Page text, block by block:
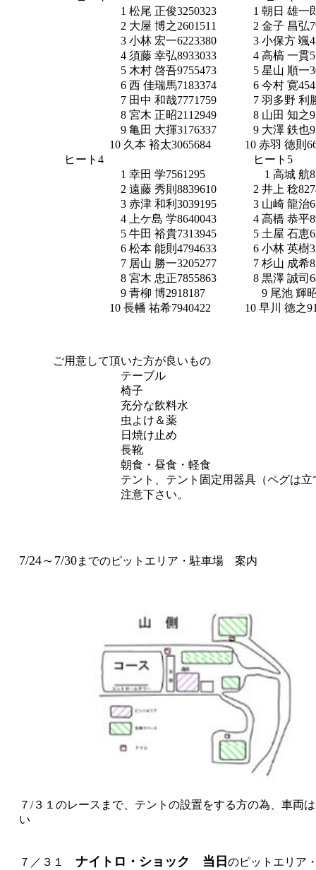
1 松尾 正俊3250323 1 朝日 雄一郎
2 大屋 博之2601511 2 金子 昌弘
3 小林 宏一6223380 3 小保方 颯
4 須藤 幸弘8933033 4 高槁 一貫
5 木村 啓吾9755473 5 星山 順一
6 西 佳瑞馬7183374 6 今村 寛
7 田中 和哉7771759 7 羽多野 利勝
8 宮木 正昭2112949 8 山田 知之
9 亀田 大揮3176337 9 大澤 鉄也
10 久本 裕太3065684 10 赤羽 徳則
ヒート4 ヒート
1 幸田 学7561295 1 高城 航
2 遠藤 秀則8839610 2 井上 稔
3 赤津 和利3039195 3 山崎 龍治
4 上ケ島 学8640043 4 高橋 恭平
5 牛田 裕貴7313945 5 土屋 石恵
6 松本 能則4794633 6 小林 英樹
7 居山 勝一3205277 7 杉山 成希
8 宮木 忠正7855863 8 黒澤 誠司
9 青柳 博2918187 9 尾池 輝昭
10 長幡 祐希7940422 10 早川 徳
ご用意して頂いた方が良いもの
テーブル
椅子
充分な飲料水
虫よけ＆薬
日焼け止め
長靴
朝食・昼食・軽食
テント、テント固定用器具（ペグは立てられ
注意下さい。
7/24～7/30までのピットエリア・駐車場 案内
７/３１のレースまで、テントの設置をする方の為、車両
い テントの設営は、谷
７／３１ ナイトロ・ショック 当日 のピットエリア